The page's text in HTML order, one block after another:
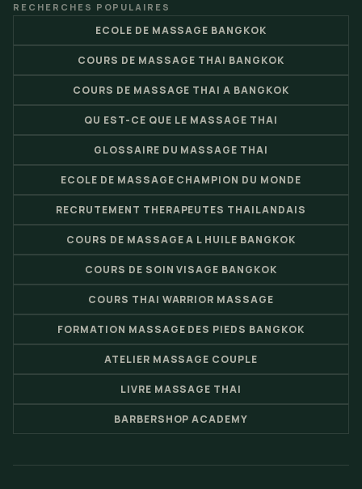
RECHERCHES POPULAIRES
ECOLE DE MASSAGE BANGKOK
COURS DE MASSAGE THAI BANGKOK
COURS DE MASSAGE THAI A BANGKOK
QU EST-CE QUE LE MASSAGE THAI
GLOSSAIRE DU MASSAGE THAI
ECOLE DE MASSAGE CHAMPION DU MONDE
RECRUTEMENT THERAPEUTES THAILANDAIS
COURS DE MASSAGE A L HUILE BANGKOK
COURS DE SOIN VISAGE BANGKOK
COURS THAI WARRIOR MASSAGE
FORMATION MASSAGE DES PIEDS BANGKOK
ATELIER MASSAGE COUPLE
LIVRE MASSAGE THAI
BARBERSHOP ACADEMY